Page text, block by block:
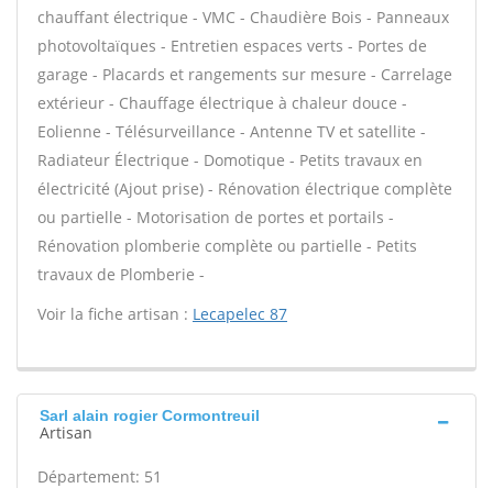
chauffant électrique - VMC - Chaudière Bois - Panneaux
photovoltaïques - Entretien espaces verts - Portes de
garage - Placards et rangements sur mesure - Carrelage
extérieur - Chauffage électrique à chaleur douce -
Eolienne - Télésurveillance - Antenne TV et satellite -
Radiateur Électrique - Domotique - Petits travaux en
électricité (Ajout prise) - Rénovation électrique complète
ou partielle - Motorisation de portes et portails -
Rénovation plomberie complète ou partielle - Petits
travaux de Plomberie -
Voir la fiche artisan : Lecapelec 87
Sarl alain rogier Cormontreuil
Artisan
Département: 51